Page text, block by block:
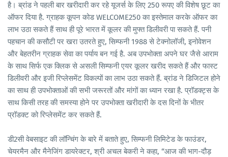
है। ब्रांड ने पहली बार खरीदारी कर रहे यूजर्स के लिए 250 रूपए की विशेष छूट का
ऑफर दिया है. ग्राहक कूपन कोड WELCOME250 का इस्तेमाल करके ऑफर का
लाभ उठा सकते हैं साथ ही पूरे भारत में कूलर की मुफ्त डिलीवरी पा सकते हैं. पनी
पहचान की कसौटी पर खरा उतरते हुए, सिम्फनी 1988 से टेक्नोलॉजी, इनोवेशन
और बेहतरीन ग्राहक सेवा का पर्याय बन गई है. अब उपभोक्ता अपने घर जैसे आराम
के साथ सिर्फ एक क्लिक से असली सिम्फनी एयर कूलर खरीद सकते हैं और फास्ट
डिलीवरी और इजी रिप्लेसमेंट विकल्पों का लाभ उठा सकते हैं. ब्रांड ने डिजिटल होने
का साथ ही उपभोक्ताओं की सभी जरूरतों और मांगों का ध्यान रखा है. प्रॉडक्ट्स के
साथ किसी तरह की समस्या होने पर उपभोक्ता खरीदारी के दस दिनों के भीतर
प्रॉडक्ट को रिप्लेसमेंट कर सकते हैं.
डी2सी वेबसाइट की लॉन्चिंग के बारे में बताते हुए, सिम्फनी लिमिटेड के फाउंडर,
चेयरमैन और मैनेजिंग डायरेक्टर, श्री अचल बेकरी ने कहा, “आज की भाग-दौड़